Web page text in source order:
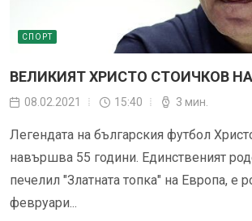
СПОРТ
ВЕЛИКИЯТ ХРИСТО СТОИЧКОВ НА
08.02.2021 15:40 3 мин.
Легендата на българския футбол
навършва 55 години. Единственият
печелил "Златната топка" на Европа, е
февруари...